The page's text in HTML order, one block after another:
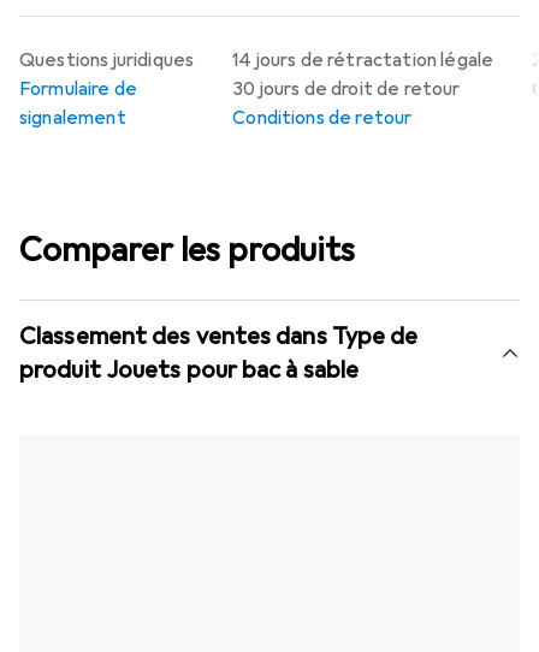
14 jours de rétractation légale
30 jours de droit de retour
Conditions de retour
Questions juridiques
Formulaire de
signalement
Comparer les produits
Classement des ventes dans Type de
produit Jouets pour bac à sable